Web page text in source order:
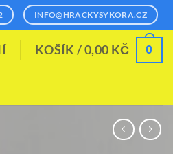
INFO@HRACKYSYKORA.CZ
KOŠÍK /0,00 KČ 0